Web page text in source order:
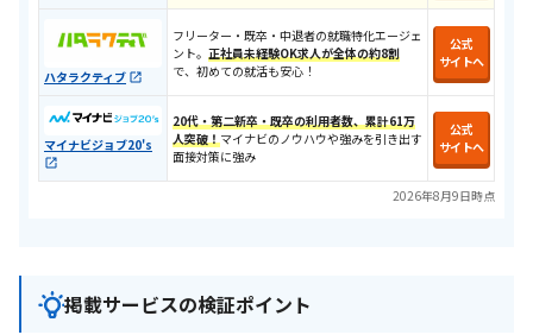
ハタラクティブ
フリーター・既卒・中退者の就職特化エージェ
ント。 正社員未経験OK求人が全体の約8割
で、初めての就活も安心！​
公式
サイトへ
マイナビジョブ20's
20代・第二新卒・既卒の利用者数、累計61万
人突破！ マイナビのノウハウや強みを引き出す
面接対策に強み
公式
サイトへ
2026年8月9日時点
掲載サービスの検証ポイント